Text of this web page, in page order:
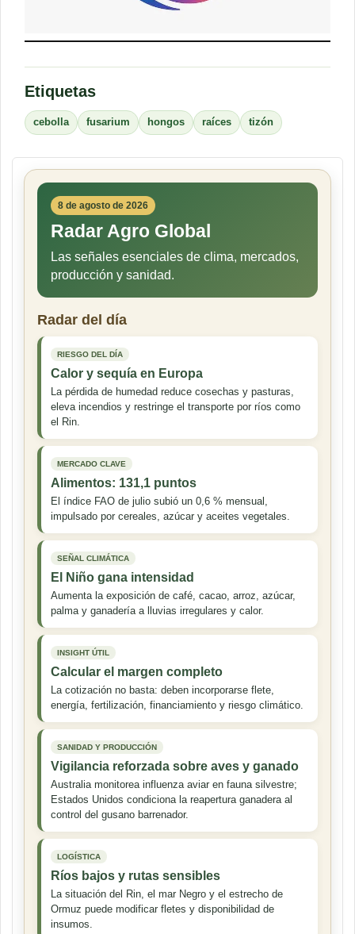
Etiquetas
cebolla fusarium hongos raíces tizón
8 de agosto de 2026
Radar Agro Global
Las señales esenciales de clima, mercados,
producción y sanidad.
Radar del día
RIESGO DEL DÍA
Calor y sequía en Europa
La pérdida de humedad reduce cosechas y pasturas,
eleva incendios y restringe el transporte por ríos como
el Rin.
MERCADO CLAVE
Alimentos: 131,1 puntos
El índice FAO de julio subió un 0,6 % mensual,
impulsado por cereales, azúcar y aceites vegetales.
SEÑAL CLIMÁTICA
El Niño gana intensidad
Aumenta la exposición de café, cacao, arroz, azúcar,
palma y ganadería a lluvias irregulares y calor.
INSIGHT ÚTIL
Calcular el margen completo
La cotización no basta: deben incorporarse flete,
energía, fertilización, financiamiento y riesgo climático.
SANIDAD Y PRODUCCIÓN
Vigilancia reforzada sobre aves y ganado
Australia monitorea influenza aviar en fauna silvestre;
Estados Unidos condiciona la reapertura ganadera al
control del gusano barrenador.
LOGÍSTICA
Ríos bajos y rutas sensibles
La situación del Rin, el mar Negro y el estrecho de
Ormuz puede modificar fletes y disponibilidad de
insumos.